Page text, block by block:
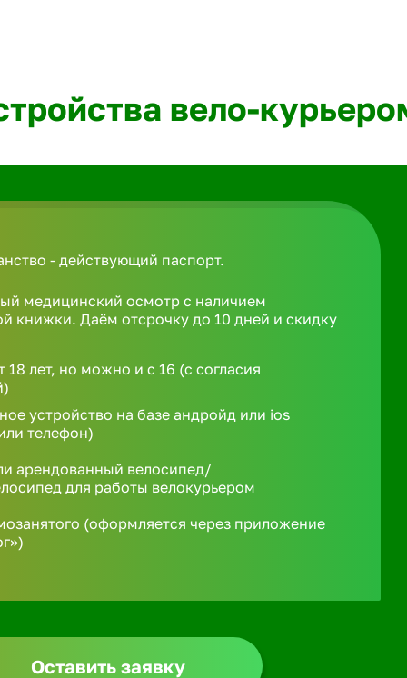
вело-
- действующий паспорт.
медицинский осмотр с наличием
книжки. Даём отсрочку до 10 дней и скидку
18 лет, но можно и с 16 (с согласия
устройство на базе андройд или ios
телефон)
арендованный велосипед/
для работы велокурьером
(оформляется через приложение
Оставить заявку